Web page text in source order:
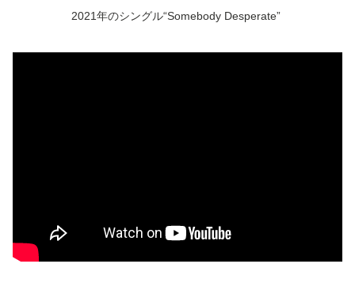
2021年のシングル“Somebody Desperate”